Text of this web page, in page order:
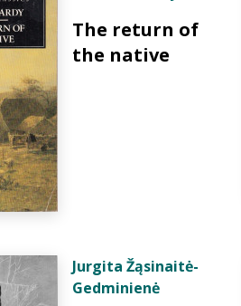
The return of
the native
Jurgita Žąsinaitė-
Gedminienė